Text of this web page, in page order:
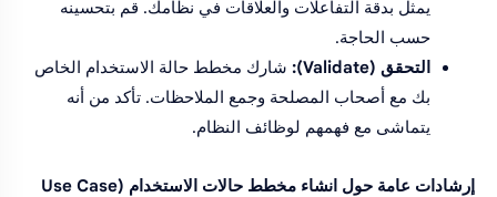
يمثل بدقة التفاعلات والعلاقات في نظامك. قم بتحسينه
حسب الحاجة.
التحقق (Validate):
شارك مخطط حالة الاستخدام الخاص
بك مع أصحاب المصلحة وجمع الملاحظات. تأكد من أنه
يتماشى مع فهمهم لوظائف النظام.
إرشادات عامة حول انشاء مخطط حالات الاستخدام (Use Case